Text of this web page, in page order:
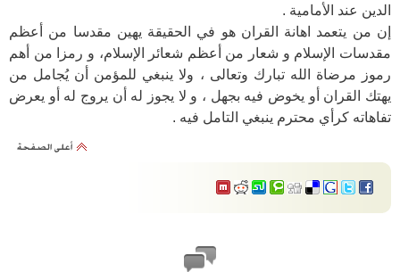
الدين عند الأمامية .
إن من يتعمد اهانة القران هو في الحقيقة يهين مقدسا من أعظم
مقدسات الإسلام و شعار من أعظم شعائر الإسلام، و رمزا من أهم
رموز مرضاة الله تبارك وتعالى ، ولا ينبغي للمؤمن أن يُجامل من
يهتك القران أو يخوض فيه بجهل ، و لا يجوز له أن يروج له أو يعرض
تفاهاته كرأي محترم ينبغي التامل فيه .